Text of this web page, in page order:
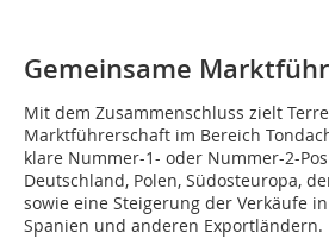
Gemeinsame
Mit dem Zusammenschluss zielt
Marktführerschaft im Bereich
klare Nummer-1- oder Nummer-2-
Deutschland, Polen, Südosteuropa,
sowie eine Steigerung der Verkäufe
Spanien und anderen Exportländern.